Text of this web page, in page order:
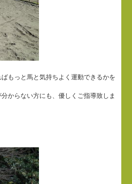
ばもっと馬と気持ちよく運動できるかを
からない方にも、優しくご指導致しま